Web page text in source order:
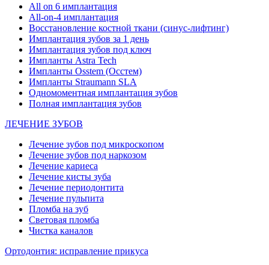
All on 6 имплантация
All-on-4 имплантация
Восстановление костной ткани (синус-лифтинг)
Имплантация зубов за 1 день
Имплантация зубов под ключ
Импланты Astra Tech
Импланты Osstem (Осстем)
Импланты Straumann SLA
Одномоментная имплантация зубов
Полная имплантация зубов
ЛЕЧЕНИЕ ЗУБОВ
Лечение зубов под микроскопом
Лечение зубов под наркозом
Лечение кариеса
Лечение кисты зуба
Лечение периодонтита
Лечение пульпита
Пломба на зуб
Световая пломба
Чистка каналов
Ортодонтия: исправление прикуса